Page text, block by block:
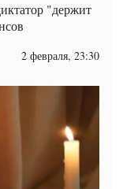
"держит
2 февраля, 23:30